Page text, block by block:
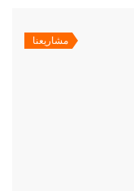
مشاريعنا